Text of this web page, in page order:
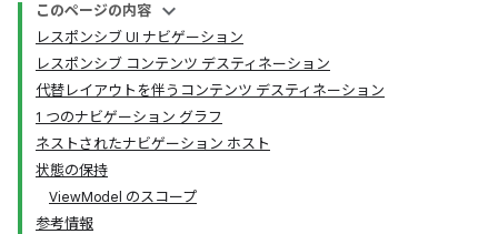
このページの内容
レスポンシブ UI ナビゲーション
レスポンシブ コンテンツ デスティネーション
代替レイアウトを伴うコンテンツ デスティネーション
1 つのナビゲーション グラフ
ネストされたナビゲーション ホスト
状態の保持
ViewModel のスコープ
参考情報